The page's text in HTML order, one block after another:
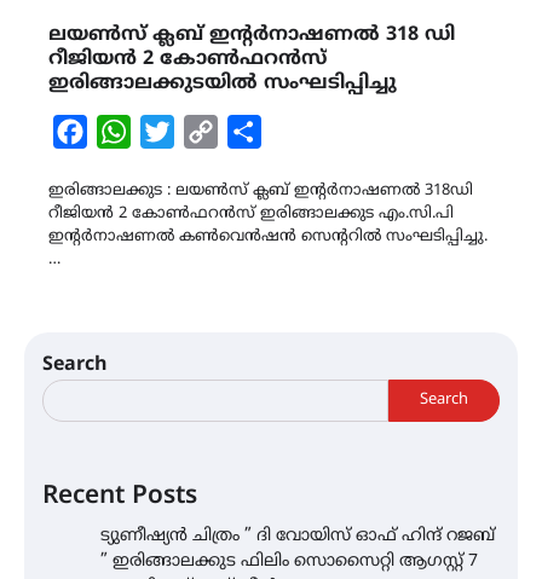
ലയണ്‍സ് ക്ലബ് ഇന്റര്‍നാഷണല്‍ 318 ഡി
റീജിയന്‍ 2 കോണ്‍ഫറന്‍സ്
ഇരിങ്ങാലക്കുടയിൽ സംഘടിപ്പിച്ചു
FacebookWhatsAppTwitterCopy
ഇരിങ്ങാലക്കുട : ലയണ്‍സ് ക്ലബ് ഇന്റര്‍നാഷണല്‍ 318ഡി
റീജിയന്‍ 2 കോണ്‍ഫറന്‍സ് ഇരിങ്ങാലക്കുട എം.സി.പി
ഇന്റര്‍നാഷണല്‍ കണ്‍വെന്‍ഷന്‍ സെന്ററില്‍ സംഘടിപ്പിച്ചു.
…
Search
Search
Recent Posts
ട്യുണീഷ്യൻ ചിത്രം ” ദി വോയിസ് ഓഫ് ഹിന്ദ് റജബ്
” ഇരിങ്ങാലക്കുട ഫിലിം സൊസൈറ്റി ആഗസ്റ്റ് 7